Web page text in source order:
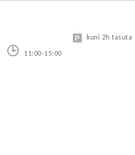
11:00-15:00
kuni 2h tasuta